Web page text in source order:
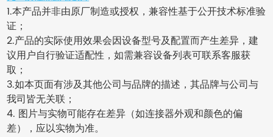
1.本产品并非由原厂制造或授权，兼容性基于公开技术标准验
证；
2.产品的实际使用效果会因设备型号及配置而产生差异，建
议用户自行验证适配性，如需兼容设备列表可联系客服获
取；
3.如本页面有涉及其他公司与品牌的描述，其品牌与公司与
我司皆无关联；
4. 图片与实物可能存在差异（如连接器外观和颜色的偏
差），应以实物为准。